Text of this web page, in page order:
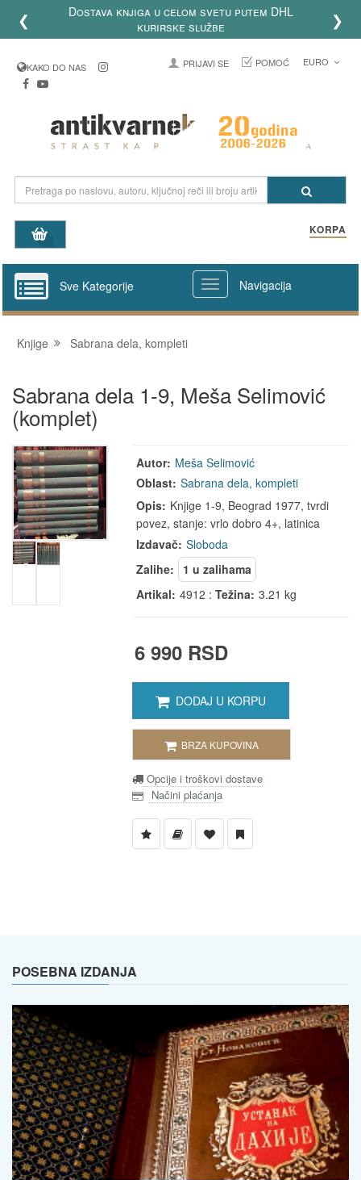
❮
Dostava knjiga u celom svetu putem DHL
kurirske službe
❯
KAKO DO NAS PRIJAVI SE POMOĆ EURO
KORPA
Sve Kategorije Navigacija
Knjige Sabrana dela, kompleti
Sabrana dela 1-9, Meša Selimović
(komplet)
Autor: Meša Selimović
Oblast: Sabrana dela, kompleti
Opis: Knjige 1-9, Beograd 1977, tvrdi
povez, stanje: vrlo dobro 4+, latinica
Izdavač: Sloboda
Zalihe:
1 u zalihama
Artikal: 4912 :Težina: 3.21 kg
6 990 RSD
DODAJ U KORPU
BRZA KUPOVINA
Opcije i troškovi dostave
Načini plaćanja
POSEBNA IZDANJA